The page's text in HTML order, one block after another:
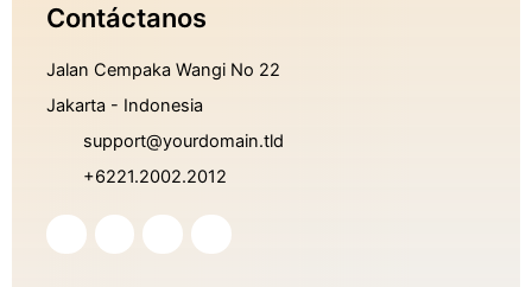
Contáctanos
Jalan Cempaka Wangi No 22
Jakarta - Indonesia
support@yourdomain.tld
+6221.2002.2012